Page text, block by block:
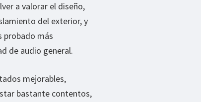
a valorar el diseño,
del exterior, y
probado más
de audio general.
mejorables,
bastante contentos,